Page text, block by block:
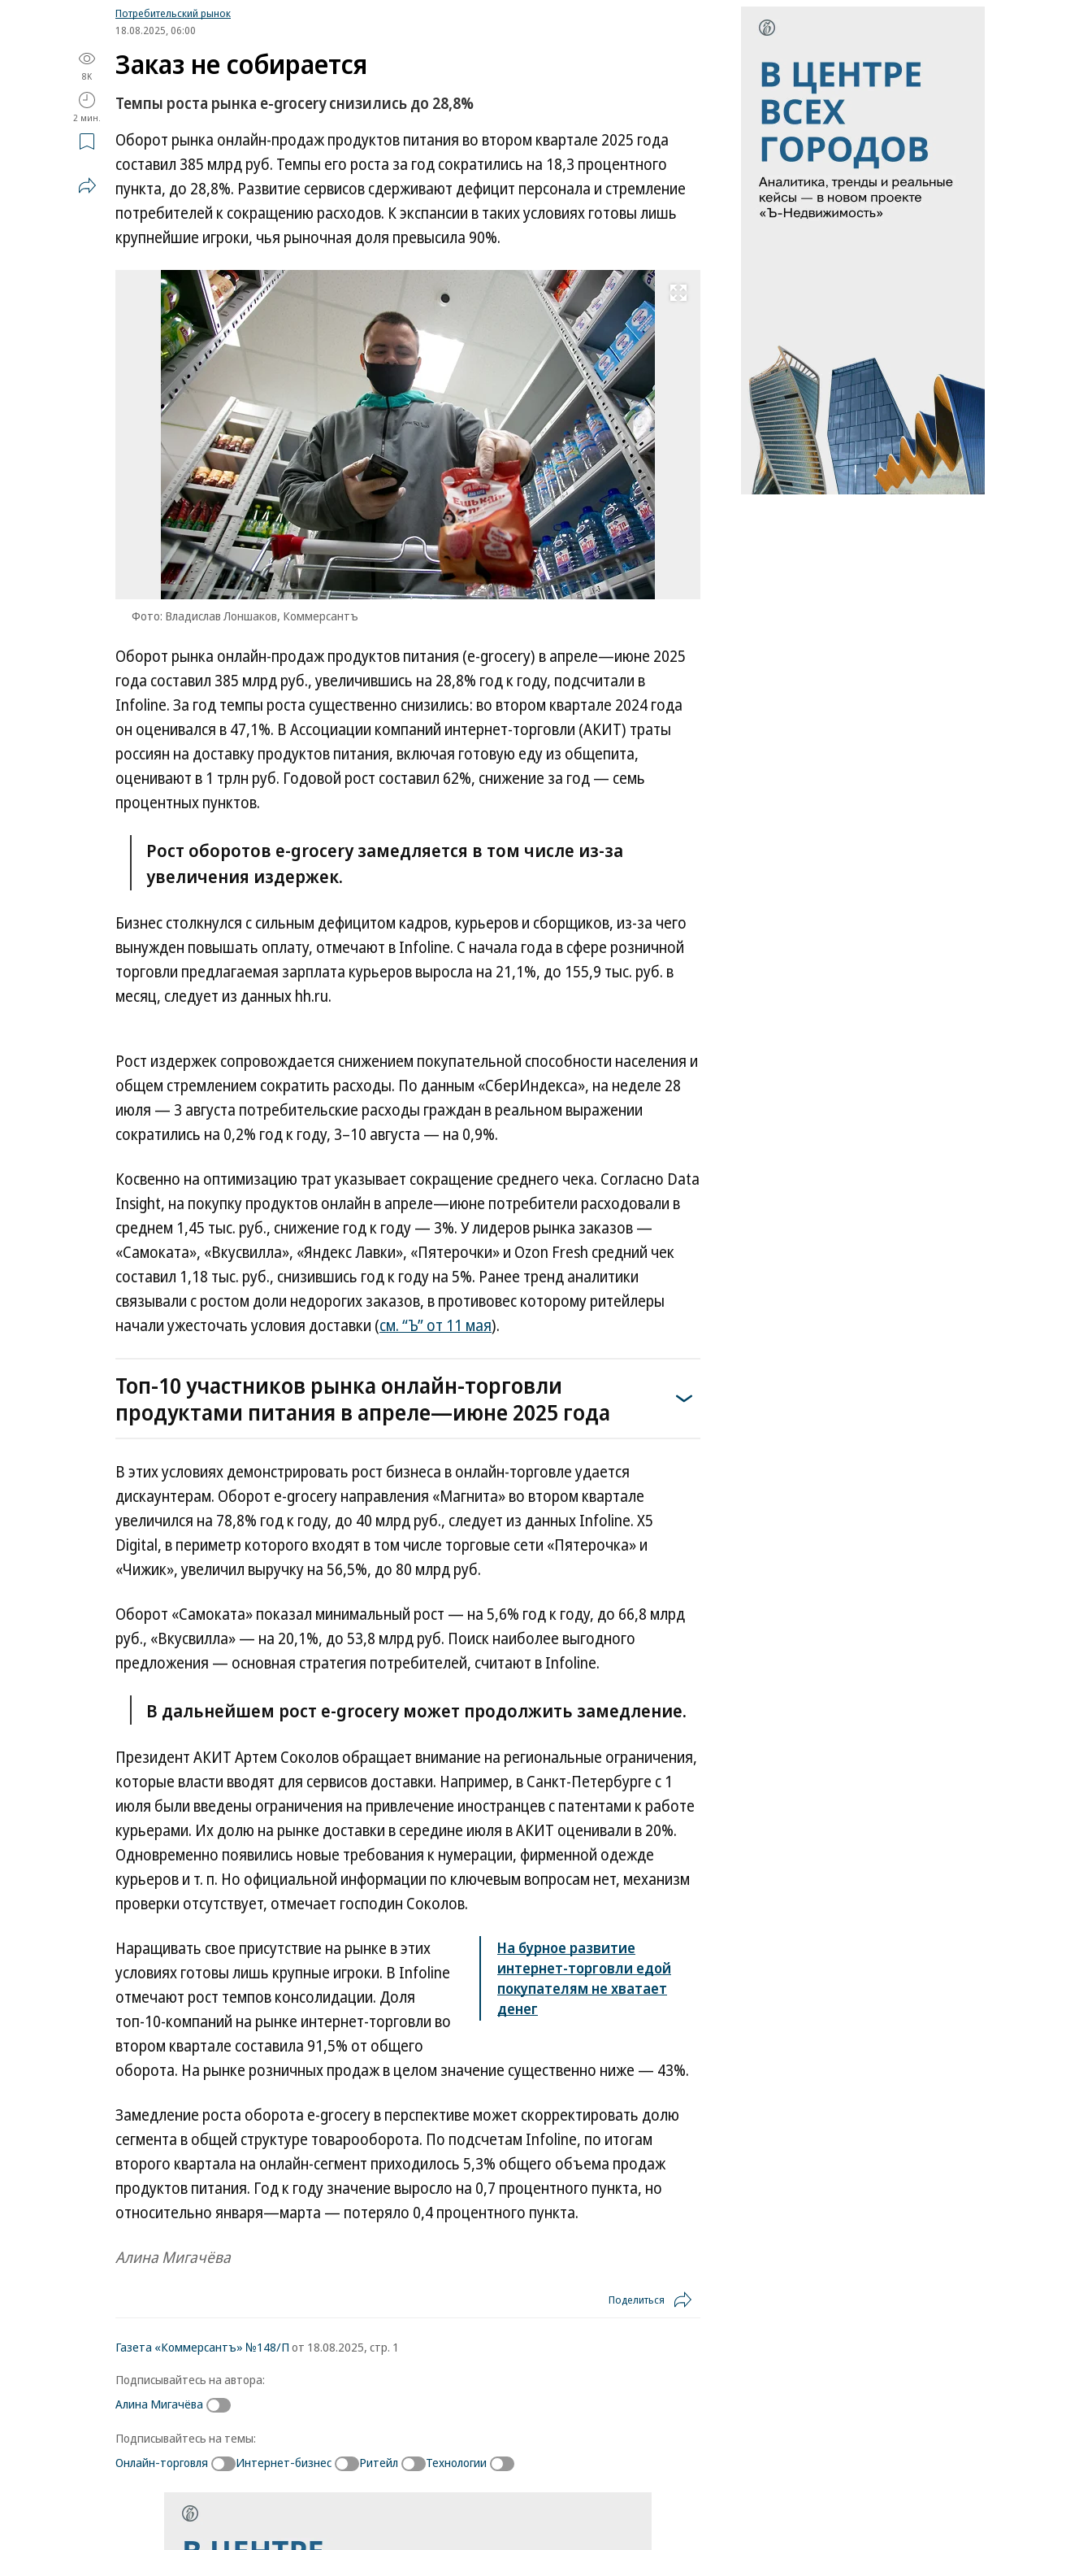
Потребительский рынок
18.08.2025, 06:00
8K
2 мин.
Заказ не собирается
Темпы роста рынка e-grocery снизились до 28,8%
Оборот рынка онлайн-продаж продуктов питания во втором квартале 2025 года
составил 385 млрд руб. Темпы его роста за год сократились на 18,3 процентного
пункта, до 28,8%. Развитие сервисов сдерживают дефицит персонала и стремление
потребителей к сокращению расходов. К экспансии в таких условиях готовы лишь
крупнейшие игроки, чья рыночная доля превысила 90%.
Развернуть на весь экран
Фото: Владислав Лоншаков, Коммерсантъ
Лоншаков,
Коммерсантъ
Оборот рынка онлайн-продаж продуктов питания (e-grocery) в апреле—июне 2025
года составил 385 млрд руб., увеличившись на 28,8% год к году, подсчитали в
Infoline. За год темпы роста существенно снизились: во втором квартале 2024 года
он оценивался в 47,1%. В Ассоциации компаний интернет-торговли (АКИТ) траты
россиян на доставку продуктов питания, включая готовую еду из общепита,
оценивают в 1 трлн руб. Годовой рост составил 62%, снижение за год — семь
процентных пунктов.
Рост оборотов e-grocery замедляется в том числе из-за
увеличения издержек.
Бизнес столкнулся с сильным дефицитом кадров, курьеров и сборщиков, из-за чего
вынужден повышать оплату, отмечают в Infoline. С начала года в сфере розничной
торговли предлагаемая зарплата курьеров выросла на 21,1%, до 155,9 тыс. руб. в
месяц, следует из данных hh.ru.
Рост издержек сопровождается снижением покупательной способности населения и
общем стремлением сократить расходы. По данным «СберИндекса», на неделе 28
июля — 3 августа потребительские расходы граждан в реальном выражении
сократились на 0,2% год к году, 3–10 августа — на 0,9%.
Косвенно на оптимизацию трат указывает сокращение среднего чека. Согласно Data
Insight, на покупку продуктов онлайн в апреле—июне потребители расходовали в
среднем 1,45 тыс. руб., снижение год к году — 3%. У лидеров рынка заказов —
«Самоката», «Вкусвилла», «Яндекс Лавки», «Пятерочки» и Ozon Fresh средний чек
составил 1,18 тыс. руб., снизившись год к году на 5%. Ранее тренд аналитики
связывали с ростом доли недорогих заказов, в противовес которому ритейлеры
начали ужесточать условия доставки (см. “Ъ” от 11 мая).
Топ-10 участников рынка онлайн-торговли
продуктами питания в апреле—июне 2025 года
В этих условиях демонстрировать рост бизнеса в онлайн-торговле удается
дискаунтерам. Оборот e-grocery направления «Магнита» во втором квартале
увеличился на 78,8% год к году, до 40 млрд руб., следует из данных Infoline. X5
Digital, в периметр которого входят в том числе торговые сети «Пятерочка» и
«Чижик», увеличил выручку на 56,5%, до 80 млрд руб.
Оборот «Самоката» показал минимальный рост — на 5,6% год к году, до 66,8 млрд
руб., «Вкусвилла» — на 20,1%, до 53,8 млрд руб. Поиск наиболее выгодного
предложения — основная стратегия потребителей, считают в Infoline.
В дальнейшем рост e-grocery может продолжить замедление.
Президент АКИТ Артем Соколов обращает внимание на региональные ограничения,
которые власти вводят для сервисов доставки. Например, в Санкт-Петербурге с 1
июля были введены ограничения на привлечение иностранцев с патентами к работе
курьерами. Их долю на рынке доставки в середине июля в АКИТ оценивали в 20%.
Одновременно появились новые требования к нумерации, фирменной одежде
курьеров и т. п. Но официальной информации по ключевым вопросам нет, механизм
проверки отсутствует, отмечает господин Соколов.
На бурное развитие
интернет-торговли едой
покупателям не хватает
денег
Наращивать свое присутствие на рынке в этих
условиях готовы лишь крупные игроки. В Infoline
отмечают рост темпов консолидации. Доля
топ-10-компаний на рынке интернет-торговли во
втором квартале составила 91,5% от общего
оборота. На рынке розничных продаж в целом значение существенно ниже — 43%.
Замедление роста оборота e-grocery в перспективе может скорректировать долю
сегмента в общей структуре товарооборота. По подсчетам Infoline, по итогам
второго квартала на онлайн-сегмент приходилось 5,3% общего объема продаж
продуктов питания. Год к году значение выросло на 0,7 процентного пункта, но
относительно января—марта — потеряло 0,4 процентного пункта.
Алина Мигачёва
Поделиться
Газета «Коммерсантъ» №148/П от 18.08.2025, стр. 1
Подписывайтесь на автора:
Алина Мигачёва
Подписывайтесь на темы:
Онлайн-торговля
Интернет-бизнес Ритейл Технологии